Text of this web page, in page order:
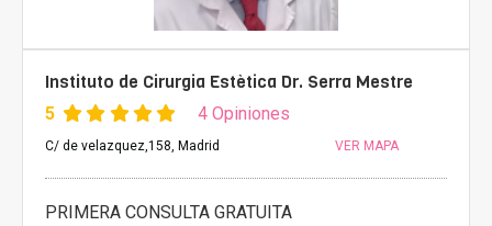
Instituto de Cirurgia Estètica Dr. Serra Mestre
5 4 Opiniones
C/ de velazquez,158, Madrid VER MAPA
PRIMERA CONSULTA GRATUITA